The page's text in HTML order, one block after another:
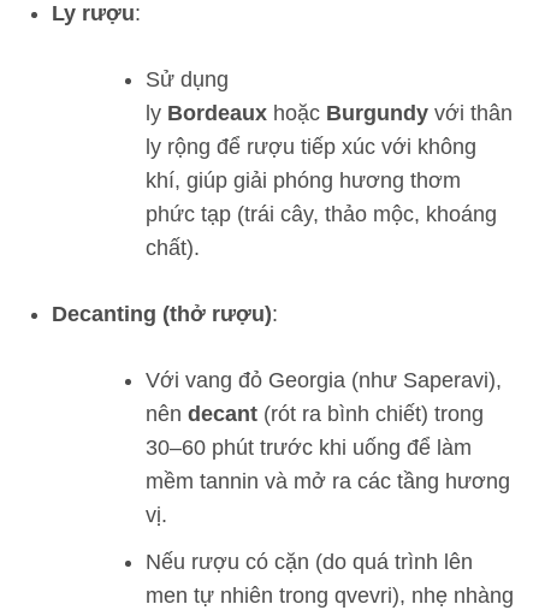
Ly rượu:
Sử dụng
ly Bordeauxhoặc Burgundyvới thân
ly rộng để rượu tiếp xúc với không
khí, giúp giải phóng hương thơm
phức tạp (trái cây, thảo mộc, khoáng
chất).
Decanting (thở rượu):
Với vang đỏ Georgia (như Saperavi),
nên decant(rót ra bình chiết) trong
30–60 phút trước khi uống để làm
mềm tannin và mở ra các tầng hương
vị.
Nếu rượu có cặn (do quá trình lên
men tự nhiên trong qvevri), nhẹ nhàng